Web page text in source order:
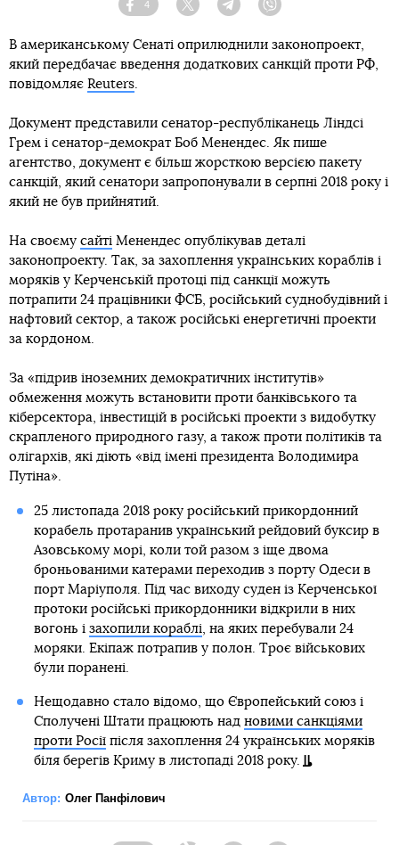
Facebook
4
Twitter TelegramViber
В американському Сенаті оприлюднили законопроект,
який передбачає введення додаткових санкцій проти РФ,
повідомляє Reuters.
Документ представили сенатор-республіканець Ліндсі
Грем і сенатор-демократ Боб Менендес. Як пише
агентство, документ є більш жорсткою версією пакету
санкцій, який сенатори запропонували в серпні 2018 року і
який не був прийнятий.
На своєму сайті Менендес опублікував деталі
законопроекту. Так, за захоплення українських кораблів і
моряків у Керченській протоці під санкції можуть
потрапити 24 працівники ФСБ, російський суднобудівний і
нафтовий сектор, а також російські енергетичні проекти
за кордоном.
За «підрив іноземних демократичних інститутів»
обмеження можуть встановити проти банківського та
кіберсектора, інвестицій в російські проекти з видобутку
скрапленого природного газу, а також проти політиків та
олігархів, які діють «від імені президента Володимира
Путіна».
25 листопада 2018 року російський прикордонний
корабель протаранив український рейдовий буксир в
Азовському морі, коли той разом з іще двома
броньованими катерами переходив з порту Одеси в
порт Маріуполя. Під час виходу суден із Керченської
протоки російські прикордонники відкрили в них
вогонь і захопили кораблі, на яких перебували 24
моряки. Екіпаж потрапив у полон. Троє військових
були поранені.
Нещодавно стало відомо, що Європейський союз і
Сполучені Штати працюють над новими санкціями
проти Росіїпісля захоплення 24 українських моряків
біля берегів Криму в листопаді 2018 року.
Автор: Олег Панфілович